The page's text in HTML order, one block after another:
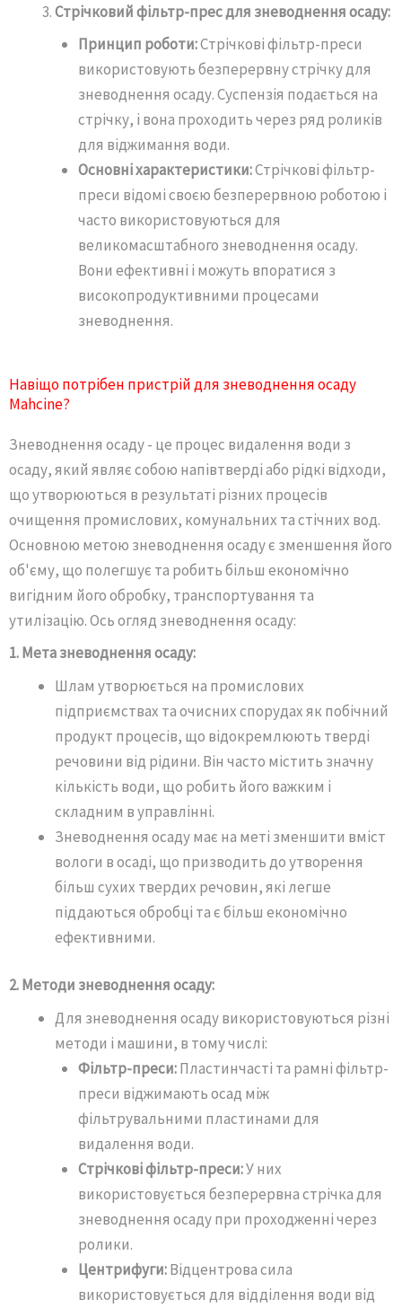
Стрічковий фільтр-прес для зневоднення осаду:
Принцип роботи:Стрічкові фільтр-преси
використовують безперервну стрічку для
зневоднення осаду. Суспензія подається на
стрічку, і вона проходить через ряд роликів
для віджимання води.
Основні характеристики:Стрічкові фільтр-
преси відомі своєю безперервною роботою і
часто використовуються для
великомасштабного зневоднення осаду.
Вони ефективні і можуть впоратися з
високопродуктивними процесами
зневоднення.
Навіщо потрібен пристрій для зневоднення осаду
Mahcine?
Зневоднення осаду - це процес видалення води з
осаду, який являє собою напівтверді або рідкі відходи,
що утворюються в результаті різних процесів
очищення промислових, комунальних та стічних вод.
Основною метою зневоднення осаду є зменшення його
об'єму, що полегшує та робить більш економічно
вигідним його обробку, транспортування та
утилізацію. Ось огляд зневоднення осаду:
1. Мета зневоднення осаду:
Шлам утворюється на промислових
підприємствах та очисних спорудах як побічний
продукт процесів, що відокремлюють тверді
речовини від рідини. Він часто містить значну
кількість води, що робить його важким і
складним в управлінні.
Зневоднення осаду має на меті зменшити вміст
вологи в осаді, що призводить до утворення
більш сухих твердих речовин, які легше
піддаються обробці та є більш економічно
ефективними.
2. Методи зневоднення осаду:
Для зневоднення осаду використовуються різні
методи і машини, в тому числі:
Фільтр-преси:Пластинчасті та рамні фільтр-
преси віджимають осад між
фільтрувальними пластинами для
видалення води.
Стрічкові фільтр-преси:У них
використовується безперервна стрічка для
зневоднення осаду при проходженні через
ролики.
Центрифуги:Відцентрова сила
використовується для відділення води від